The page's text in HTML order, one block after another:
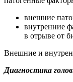
внешние
внутренние
в отрыве от
Внешние и
Диагностика